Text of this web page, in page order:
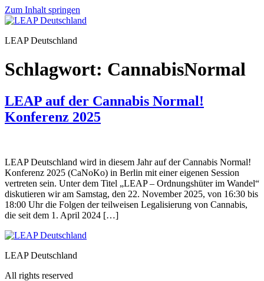
Zum Inhalt springen
LEAP Deutschland
Schlagwort: CannabisNormal
LEAP auf der Cannabis Normal!
Konferenz 2025
LEAP Deutschland wird in diesem Jahr auf der Cannabis Normal!
Konferenz 2025 (CaNoKo) in Berlin mit einer eigenen Session
vertreten sein. Unter dem Titel „LEAP – Ordnungshüter im Wandel“
diskutieren wir am Samstag, den 22. November 2025, von 16:30 bis
18:00 Uhr die Folgen der teilweisen Legalisierung von Cannabis,
die seit dem 1. April 2024 […]
LEAP Deutschland
All rights reserved